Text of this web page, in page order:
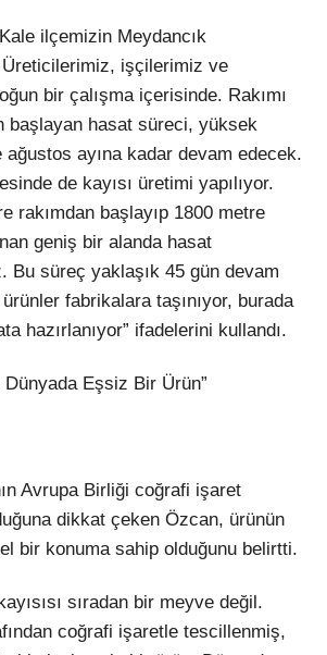
ilçemizin Meydancık
Üreticilerimiz, işçilerimiz ve
bir çalışma içerisinde. Rakımı
başlayan hasat süreci, yüksek
ağustos ayına kadar devam edecek.
de kayısı üretimi yapılıyor.
rakımdan başlayıp 1800 metre
geniş bir alanda hasat
Bu süreç yaklaşık 45 gün devam
fabrikalara taşınıyor, burada
hazırlanıyor” ifadelerini kullandı.
Dünyada Eşsiz Bir Ürün”
Avrupa Birliği coğrafi işaret
dikkat çeken Özcan, ürünün
bir konuma sahip olduğunu belirtti.
sıradan bir meyve değil.
coğrafi işaretle tescillenmiş,